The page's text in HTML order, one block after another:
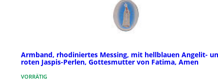
Armband, rhodiniertes Messing, mit hellblauen Angelit-
roten Jaspis-Perlen, Gottesmutter von Fatima, Amen
VORRÄTIG